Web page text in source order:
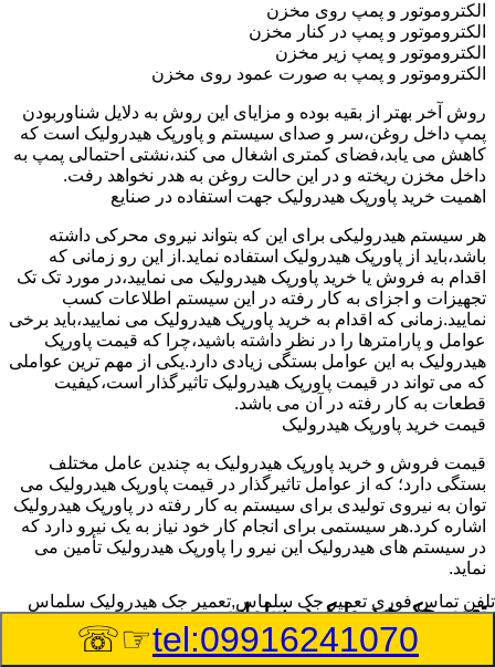
الکتروموتور و پمپ روی مخزن
الکتروموتور و پمپ در کنار مخزن
الکتروموتور و پمپ زیر مخزن
الکتروموتور و پمپ به صورت عمود روی مخزن
روش آخر بهتر از بقیه بوده و مزایای این روش به دلایل شناوربودن
پمپ داخل روغن،سر و صدای سیستم و پاورپک هیدرولیک است که
کاهش می یابد،فضای کمتری اشغال می کند،نشتی احتمالی پمپ به
داخل مخزن ریخته و در این حالت روغن به هدر نخواهد رفت.
اهمیت خرید پاورپک هیدرولیک جهت استفاده در صنایع
هر سیستم هیدرولیکی برای این که بتواند نیروی محرکی داشته
باشد،باید از پاورپک هیدرولیک استفاده نماید.از این رو زمانی که
اقدام به فروش یا خرید پاورپک هیدرولیک می نمایید،در مورد تک تک
تجهیزات و اجزای به کار رفته در این سیستم اطلاعات کسب
نمایید.زمانی که اقدام به خرید پاورپک هیدرولیک می نمایید،باید برخی
عوامل و پارامترها را در نظر داشته باشید،چرا که قیمت پاورپک
هیدرولیک به این عوامل بستگی زیادی دارد.یکی از مهم ترین عواملی
که می تواند در قیمت پاورپک هیدرولیک تاثیرگذار است،کیفیت
قطعات به کار رفته در آن می باشد.
قیمت خرید پاورپک هیدرولیک
قیمت فروش و خرید پاورپک هیدرولیک به چندین عامل مختلف
بستگی دارد؛ که از عوامل تاثیرگذار در قیمت پاورپک هیدرولیک می
توان به نیروی تولیدی برای سیستم به کار رفته در پاورپک هیدرولیک
اشاره کرد.هر سیستمی برای انجام کار خود نیاز به یک نیرو دارد که
در سیستم های هیدرولیک این نیرو را پاورپک هیدرولیک تأمین می
نماید.
تعمیر جک هیدرولیک در سلماس
وسیله‎ای که با عملکرد خود موجب بلند شدن اهرم و یا وزن سنگین
تلفن تماس فوری تعمیر جک سلماس,تعمیر جک هیدرولیک سلماس
tel:09916241070
☞☏